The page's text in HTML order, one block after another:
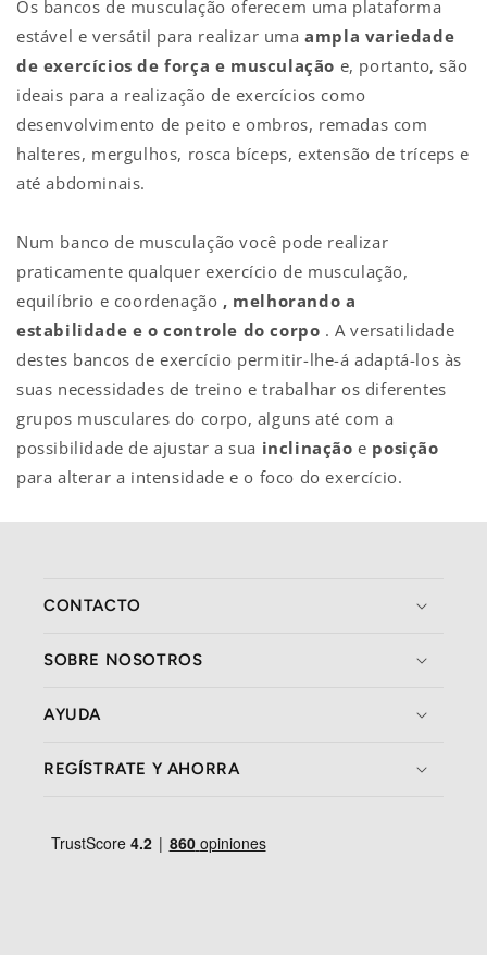
Os bancos de musculação oferecem uma plataforma
estável e versátil para realizar umaampla variedade
de exercícios de força e musculação e, portanto, são
ideais para a realização de exercícios como
desenvolvimento de peito e ombros, remadas com
halteres, mergulhos, rosca bíceps, extensão de tríceps e
até abdominais.
Num banco de musculação você pode realizar
praticamente qualquer exercício de musculação,
equilíbrio e coordenação , melhorando a
estabilidade e o controle do corpo . A versatilidade
destes bancos de exercício permitir-lhe-á adaptá-los às
suas necessidades de treino e trabalhar os diferentes
grupos musculares do corpo, alguns até com a
possibilidade de ajustar a sua inclinação e posição
para alterar a intensidade e o foco do exercício.
CONTACTO
SOBRE NOSOTROS
AYUDA
REGÍSTRATE Y AHORRA